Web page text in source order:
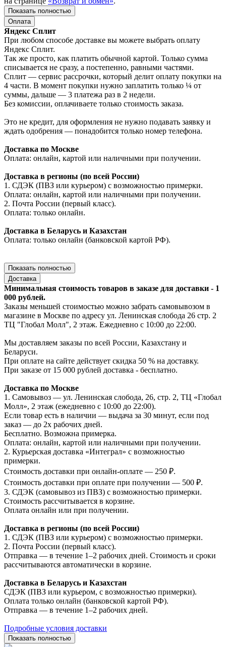
Показать полностью
Оплата
Яндекс Сплит
При любом способе доставке вы можете выбрать оплату
Яндекс Сплит.
Так же просто, как платить обычной картой. Только сумма
списывается не сразу, а постепенно, равными частями.
Сплит — сервис рассрочки, который делит оплату покупки на
4 части. В момент покупки нужно заплатить только ¼ от
суммы, дальше — 3 платежа раз в 2 недели.
Без комиссии, оплачиваете только стоимость заказа.
Это не кредит, для оформления не нужно подавать заявку и
ждать одобрения — понадобится только номер телефона.
Доставка по Москве
Оплата: онлайн, картой или наличными при получении.
Доставка в регионы (по всей России)
1. СДЭК (ПВЗ или курьером) с возможностью примерки.
Оплата: онлайн, картой или наличными при получении.
2. Почта России (первый класс).
Оплата: только онлайн.
Доставка в Беларусь и Казахстан
Оплата: только онлайн (банковской картой РФ).
Показать полностью
Доставка
Минимальная стоимость товаров в заказе для доставки - 1
000 рублей.
Заказы меньшей стоимостью можно забрать самовывозом в
магазине в Москве по адресу ул. Ленинская слобода 26 стр. 2
ТЦ "Глобал Молл", 2 этаж. Ежедневно с 10:00 до 22:00.
Мы доставляем заказы по всей России, Казахстану и
Беларуси.
При оплате на сайте действует скидка 50 % на доставку.
При заказе от 15 000 рублей доставка - бесплатно.
Доставка по Москве
1. Самовывоз — ул. Ленинская слобода, 26, стр. 2, ТЦ «Глобал
Молл», 2 этаж (ежедневно с 10:00 до 22:00).
Если товар есть в наличии — выдача за 30 минут, если под
заказ — до 2х рабочих дней.
Бесплатно. Возможна примерка.
Оплата: онлайн, картой или наличными при получении.
2. Курьерская доставка «Интеграл» с возможностью
примерки.
Стоимость доставки при онлайн-оплате — 250 ₽.
Стоимость доставки при оплате при получении — 500 ₽.
3. СДЭК (самовывоз из ПВЗ) с возможностью примерки.
Стоимость рассчитывается в корзине.
Оплата онлайн или при получении.
Доставка в регионы (по всей России)
1. СДЭК (ПВЗ или курьером) с возможностью примерки.
2. Почта России (первый класс).
Отправка — в течение 1–2 рабочих дней. Стоимость и сроки
рассчитываются автоматически в корзине.
Доставка в Беларусь и Казахстан
СДЭК (ПВЗ или курьером, с возможностью примерки).
Оплата только онлайн (банковской картой РФ).
Отправка — в течение 1–2 рабочих дней.
Подробные условия доставки
Показать полностью